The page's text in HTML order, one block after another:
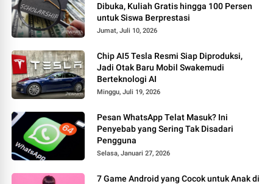
Dibuka, Kuliah Gratis hingga 100 Persen
untuk Siswa Berprestasi
Jumat, Juli 10, 2026
Chip AI5 Tesla Resmi Siap Diproduksi,
Jadi Otak Baru Mobil Swakemudi
Berteknologi AI
Minggu, Juli 19, 2026
Pesan WhatsApp Telat Masuk? Ini
Penyebab yang Sering Tak Disadari
Pengguna
Selasa, Januari 27, 2026
7 Game Android yang Cocok untuk Anak di